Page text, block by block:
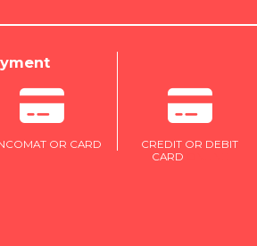
OR CARD
CREDIT OR DEBIT
CARD